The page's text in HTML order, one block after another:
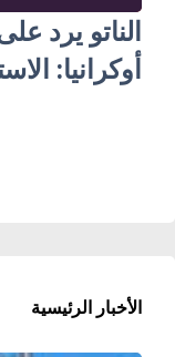
الناتو يرد
أوكرانيا:
الأخبار الرئيسية